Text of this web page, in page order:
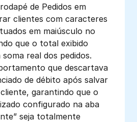
de Pedidos em
clientes com caracteres
em maiúsculo no
que o total exibido
real dos pedidos.
que descartava
de débito após salvar
garantindo que o
configurado na aba
seja totalmente